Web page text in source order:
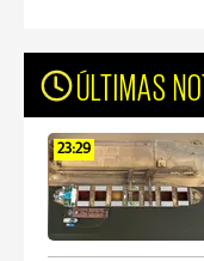
ÚLTIMAS
23:29